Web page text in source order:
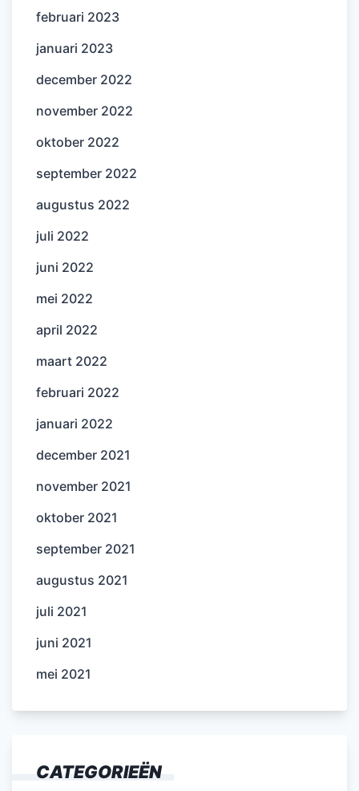
februari 2023
januari 2023
december 2022
november 2022
oktober 2022
september 2022
augustus 2022
juli 2022
juni 2022
mei 2022
april 2022
maart 2022
februari 2022
januari 2022
december 2021
november 2021
oktober 2021
september 2021
augustus 2021
juli 2021
juni 2021
mei 2021
CATEGORIEËN